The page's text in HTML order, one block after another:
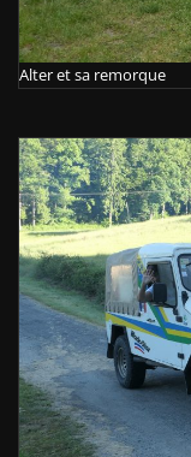
Alter et sa remorque